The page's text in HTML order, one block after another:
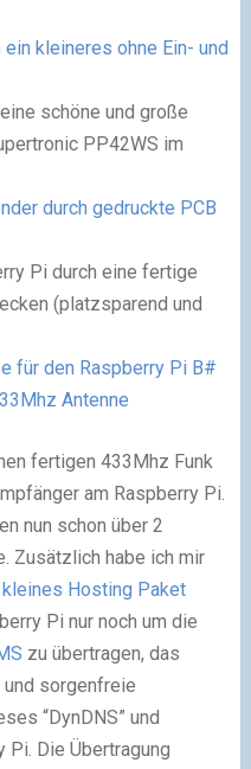
kleineres ohne Ein- und
schöne und große
PP42WS im
durch gedruckte PCB
Pi durch eine fertige
(platzsparend und
für den Raspberry Pi B#
Antenne
fertigen 433Mhz Funk
am Raspberry Pi.
nun schon über 2
Zusätzlich habe ich mir
kleines Hosting Paket
Pi nur noch um die
zu übertragen, das
sorgenfreie
“DynDNS” und
Pi. Die Übertragung